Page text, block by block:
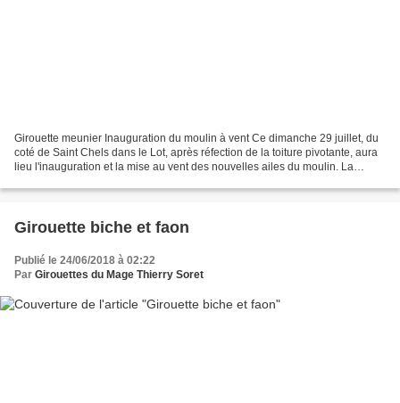
Girouette meunier Inauguration du moulin à vent Ce dimanche 29 juillet, du
coté de Saint Chels dans le Lot, après réfection de la toiture pivotante, aura
lieu l'inauguration et la mise au vent des nouvelles ailes du moulin. La
Girouette biche et faon
Publié le 24/06/2018 à 02:22
Par Girouettes du Mage Thierry Soret